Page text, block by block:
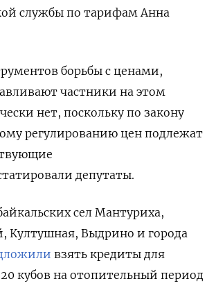
службы по тарифам Анна
борьбы с ценами,
частники на этом
нет, поскольку по закону
регулированию цен подлежат
депутаты.
сел Мантуриха,
Култушная, Выдрино и города
взять кредиты для
кубов на отопительный период